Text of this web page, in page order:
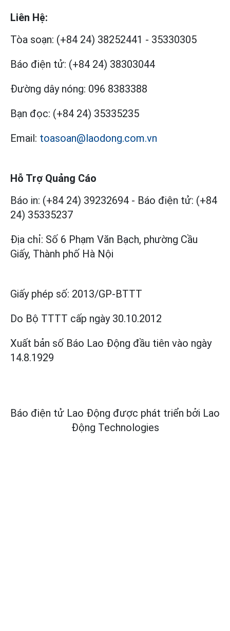
Liên Hệ:
Tòa soạn: (+84 24) 38252441 - 35330305
Báo điện tử: (+84 24) 38303044
Đường dây nóng: 096 8383388
Bạn đọc: (+84 24) 35335235
Email: toasoan@laodong.com.vn
Hỗ Trợ Quảng Cáo
Báo in: (+84 24) 39232694 - Báo điện tử: (+84
24) 35335237
Địa chỉ: Số 6 Phạm Văn Bạch, phường Cầu
Giấy, Thành phố Hà Nội
Giấy phép số: 2013/GP-BTTT
Do Bộ TTTT cấp ngày 30.10.2012
Xuất bản số Báo Lao Động đầu tiên vào ngày
14.8.1929
Báo điện tử Lao Động được phát triển bởi Lao
Động Technologies